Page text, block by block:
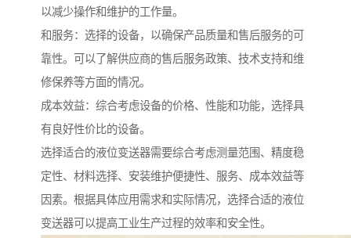
以减少操作和维护的工作量。
和服务：选择的设备，以确保产品质量和售后服务的可
靠性。可以了解供应商的售后服务政策、技术支持和维
修保养等方面的情况。
成本效益：综合考虑设备的价格、性能和功能，选择具
有良好性价比的设备。
选择适合的液位变送器需要综合考虑测量范围、精度稳
定性、材料选择、安装维护便捷性、服务、成本效益等
因素。根据具体应用需求和实际情况，选择合适的液位
变送器可以提高工业生产过程的效率和安全性。